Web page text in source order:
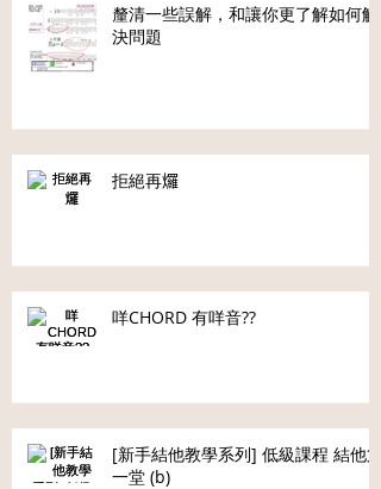
釐清一些誤解，和讓你更了解如何解
決問題
拒絕再𤓓
咩CHORD 有咩音??
[新手結他教學系列] 低級課程 結他第
一堂 (b)